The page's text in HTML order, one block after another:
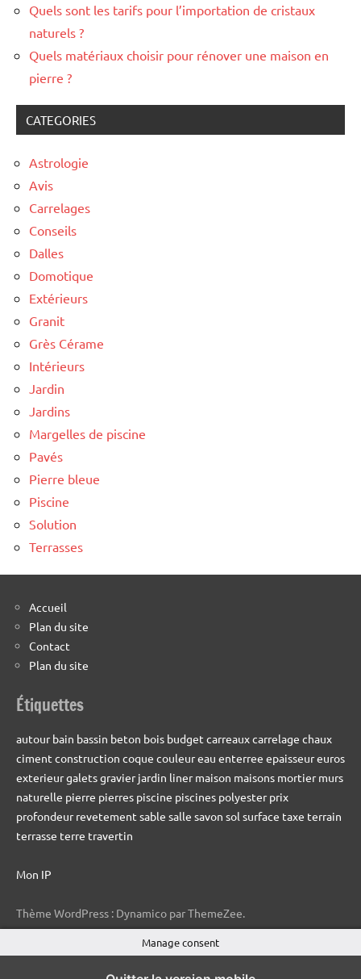
Quels sont les tarifs pour l’importation de cristaux
naturels ?
Quels matériaux choisir pour rénover une maison en
pierre ?
CATEGORIES
Astrologie
Avis
Carrelages
Conseils
Dalles
Domotique
Extérieurs
Granit
Grès Cérame
Intérieurs
Jardin
Jardins
Margelles de piscine
Pavés
Pierre bleue
Piscine
Solution
Terrasses
Accueil
Plan du site
Contact
Plan du site
Étiquettes
autour bain bassin beton bois budget carreauxcarrelage chaux
ciment construction coque couleureau enterree epaisseureuros
exterieurgaletsgravier jardin liner maison maisons mortier murs
naturelle pierre pierres piscine piscines polyester prix
profondeur revetement sable salle savon sol surface taxe terrain
terrasse terre travertin
Mon IP
Thème WordPress : Dynamico par ThemeZee.
Manage consent